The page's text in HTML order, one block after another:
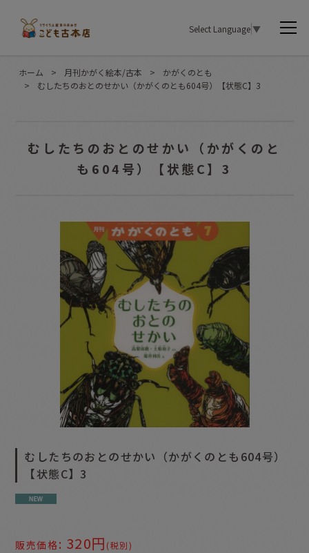
Select Language▼
ホーム > 月刊かがく絵本/古本 >
かがくのとも
>
むしたちのおとのせかい（かがくのとも604号）【状態C】3
むしたちのおとのせかい（かがくのと
も604号）【状態C】3
むしたちのおとのせかい（かがくのとも604号）
【状態C】3
販売価格: 320円 (税別)